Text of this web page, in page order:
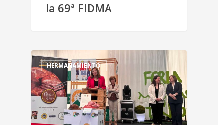
la 69ª FIDMA
HERMANAMIENTO